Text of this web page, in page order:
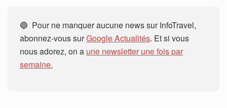
🔵 Pour ne manquer aucune news sur InfoTravel,
abonnez-vous surGoogle Actualités. Et si vous
nous adorez, on a une newsletter une fois par
semaine.